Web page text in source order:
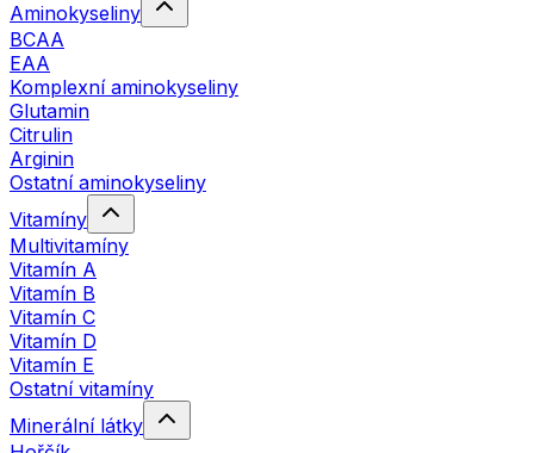
Aminokyseliny
BCAA
EAA
Komplexní aminokyseliny
Glutamin
Citrulin
Arginin
Ostatní aminokyseliny
Vitamíny
Multivitamíny
Vitamín A
Vitamín B
Vitamín C
Vitamín D
Vitamín E
Ostatní vitamíny
Minerální látky